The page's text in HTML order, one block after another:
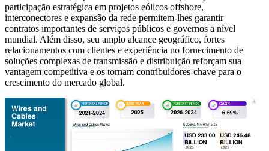
participação estratégica em projetos eólicos offshore,
interconectores e expansão da rede permitem-lhes garantir
contratos importantes de serviços públicos e governos a nível
mundial. Além disso, seu amplo alcance geográfico, fortes
relacionamentos com clientes e experiência no fornecimento de
soluções complexas de transmissão e distribuição reforçam sua
vantagem competitiva e os tornam contribuidores-chave para o
crescimento do mercado global.